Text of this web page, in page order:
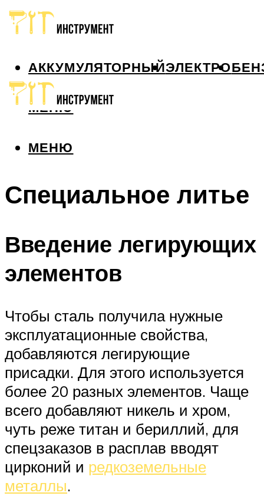
АККУМУЛЯТОРНЫЙЭЛЕКТРО
МЕНЮ
МЕНЮ
Специальное литье
Введение легирующих
элементов
Чтобы сталь получила нужные
эксплуатационные свойства,
добавляются легирующие
присадки. Для этого используется
более 20 разных элементов. Чаще
всего добавляют никель и хром,
чуть реже титан и бериллий, для
спецзаказов в расплав вводят
цирконий и редкоземельные
металлы.